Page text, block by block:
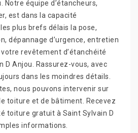
Notre équipe d’étancheurs,
est dans la capacité
plus brefs délais la pose,
dépannage d’urgence, entretien
revêtement d’étanchéité
D Anjou. Rassurez-vous, avec
dans les moindres détails.
nous pouvons intervenir sur
toiture et de bâtiment. Recevez
toiture gratuit à Saint Sylvain D
informations.